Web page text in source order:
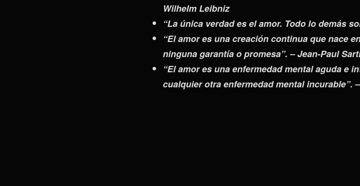
Wilhelm Leibniz
“La única verdad es el amor. Todo lo demás
“El amor es una creación continua que nace
ninguna garantía o promesa”. – Jean-Paul
“El amor es una enfermedad mental aguda e
cualquier otra enfermedad mental incurable”.